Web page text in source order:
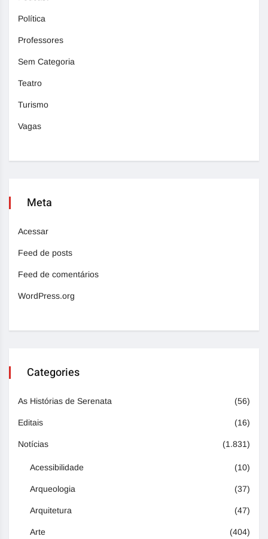
Política
Professores
Sem Categoria
Teatro
Turismo
Vagas
Meta
Acessar
Feed de posts
Feed de comentários
WordPress.org
Categories
As Histórias de Serenata (56)
Editais (16)
Notícias (1.831)
Acessibilidade (10)
Arqueologia (37)
Arquitetura (47)
Arte (404)